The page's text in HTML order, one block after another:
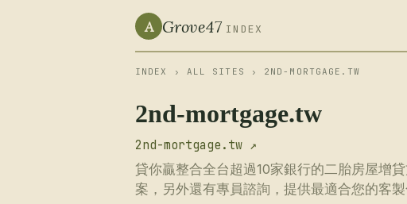
A Grove47 INDEX
INDEX › ALL SITES › 2ND-MORTGAGE.TW
2nd-mortgage.tw
2nd-mortgage.tw ↗
貸你贏整合全台超過10家銀行的二胎房屋增
案，另外還有專員諮詢，提供最適合您的客製